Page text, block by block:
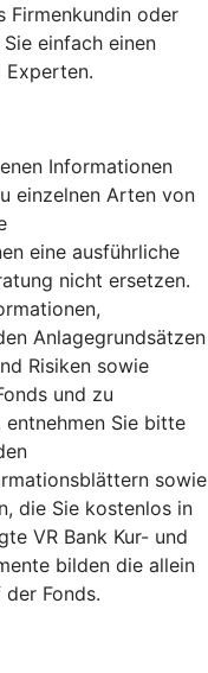
Firmenkundin oder
einfach einen
Experten.
Informationen
einzelnen Arten von
eine ausführliche
nicht ersetzen.
Anlagegrundsätzen
Risiken sowie
und zu
Sie bitte
sowie
die Sie kostenlos in
VR Bank Kur- und
bilden die allein
Fonds.